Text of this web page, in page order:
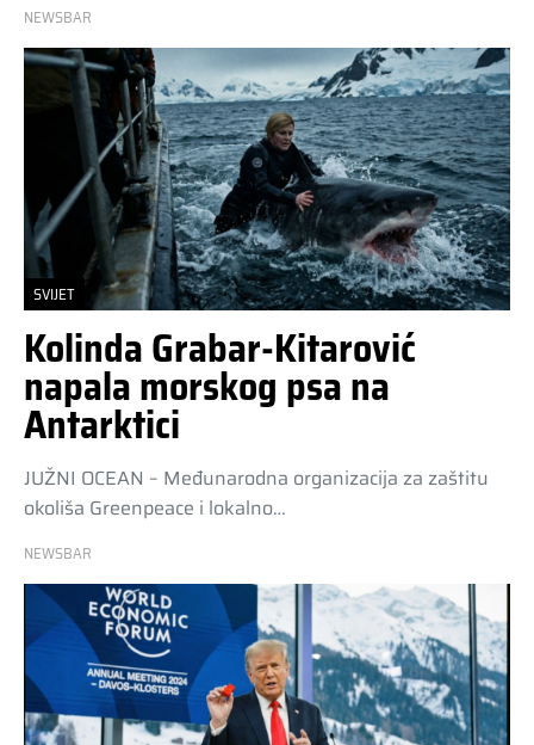
NEWSBAR
SVIJET
Kolinda Grabar-Kitarović
napala morskog psa na
Antarktici
JUŽNI OCEAN – Međunarodna organizacija za zaštitu
okoliša Greenpeace i lokalno…
NEWSBAR